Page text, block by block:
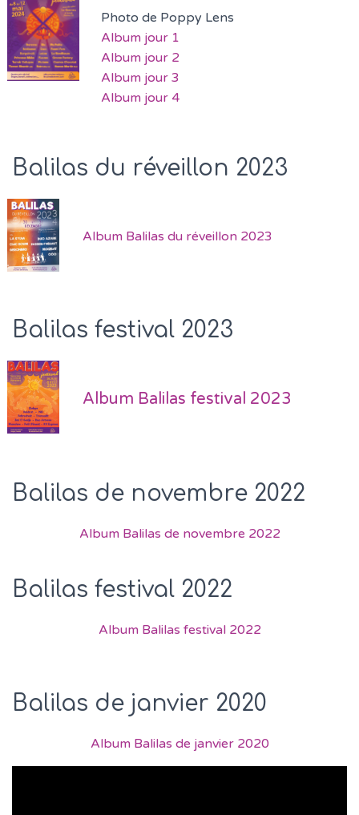
Photo de Poppy Lens
Album jour 1
Album jour 2
Album jour 3
Album jour 4
Balilas du réveillon 2023
Album Balilas du réveillon 2023
Balilas festival 2023
Album Balilas festival 2023
Balilas de novembre 2022
Album Balilas de novembre 2022
Balilas festival 2022
Album Balilas festival 2022
Balilas de janvier 2020
Album Balilas de janvier 2020